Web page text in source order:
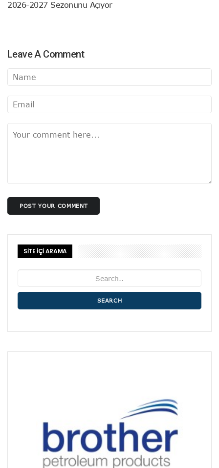
2026-2027 Sezonunu Açıyor
Leave A Comment
POST YOUR COMMENT
SİTE İÇİ ARAMA
SEARCH